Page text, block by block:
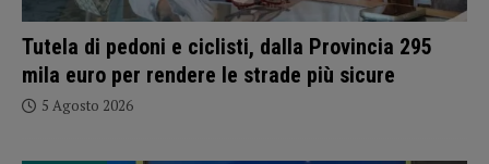
Tutela di pedoni e ciclisti, dalla Provincia 295
mila euro per rendere le strade più sicure
5 Agosto 2026